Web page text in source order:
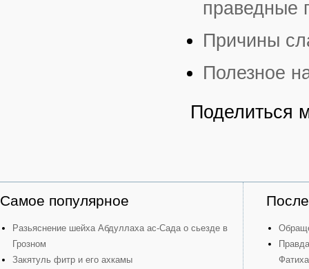
праведные
Причины
Полезное
Поделиться
Самое популярное
Разьяснение шейха Абдуллаха ас-Сада о сьезде в
Грозном
Закятуль фитр и его ахкамы